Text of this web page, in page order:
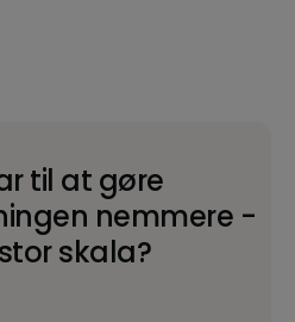
til at gøre
nemmere -
skala?